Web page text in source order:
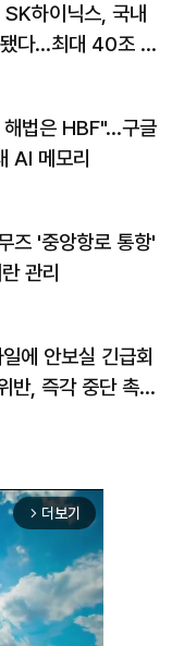
하이닉스, 국내
다…최대 40조 투
해법은 HBF"…구글
AI 메모리
즈 '중앙항로 통항'
관리
에 안보실 긴급회
반, 즉각 중단 촉
arrow_forward_ios 더보기